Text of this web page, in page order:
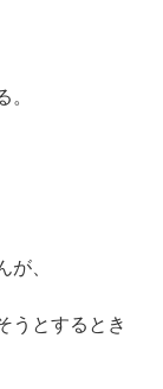
。
が、
うとするとき